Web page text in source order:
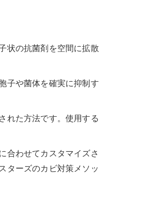
状の抗菌剤を空間に拡散
子や菌体を確実に抑制す
れた方法です。使用する
合わせてカスタマイズさ
ターズのカビ対策メソッ